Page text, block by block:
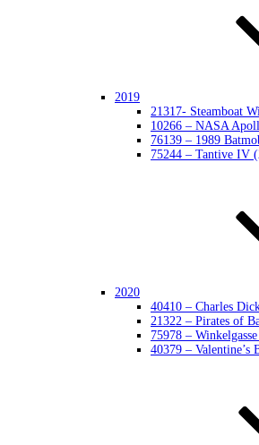
2019
21317- Steamboat
10266 – NASA
76139 – 1989
75244 – Tantive IV
2020
40410 – Charles
21322 – Pirates of
75978 –
40379 –